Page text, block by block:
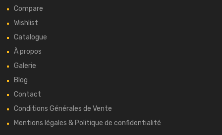
Compare
Wishlist
Catalogue
À propos
Galerie
Blog
Contact
Conditions Générales de Vente
Mentions légales & Politique de confidentialité